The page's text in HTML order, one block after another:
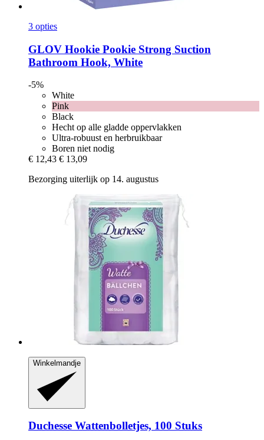
3 opties
GLOV Hookie Pookie Strong Suction
Bathroom Hook, White
-5%
White
Pink
Black
Hecht op alle gladde oppervlakken
Ultra-robuust en herbruikbaar
Boren niet nodig
€ 12,43 € 13,09
Bezorging uiterlijk op 14. augustus
Winkelmandje
Duchesse Wattenbolletjes, 100 Stuks